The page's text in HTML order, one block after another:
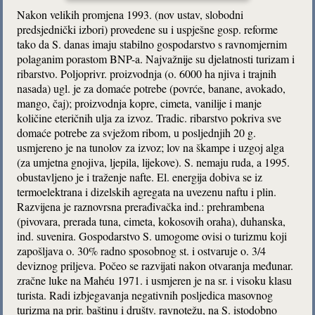
Nakon velikih promjena 1993. (nov ustav, slobodni
predsjednički izbori) provedene su i uspješne gosp. reforme
tako da S. danas imaju stabilno gospodarstvo s ravnomjernim
polaganim porastom BNP-a. Najvažnije su djelatnosti turizam i
ribarstvo. Poljoprivr. proizvodnja (o. 6000 ha njiva i trajnih
nasada) ugl. je za domaće potrebe (povrće, banane, avokado,
mango, čaj); proizvodnja kopre, cimeta, vanilije i manje
količine eteričnih ulja za izvoz. Tradic. ribarstvo pokriva sve
domaće potrebe za svježom ribom, u posljednjih 20 g.
usmjereno je na tunolov za izvoz; lov na škampe i uzgoj alga
(za umjetna gnojiva, ljepila, lijekove). S. nemaju ruda, a 1995.
obustavljeno je i traženje nafte. El. energija dobiva se iz
termoelektrana i dizelskih agregata na uvezenu naftu i plin.
Razvijena je raznovrsna prerađivačka ind.: prehrambena
(pivovara, prerada tuna, cimeta, kokosovih oraha), duhanska,
ind. suvenira. Gospodarstvo S. umogome ovisi o turizmu koji
zapošljava o. 30% radno sposobnog st. i ostvaruje o. 3/4
deviznog priljeva. Počeo se razvijati nakon otvaranja međunar.
zračne luke na Mahéu 1971. i usmjeren je na sr. i visoku klasu
turista. Radi izbjegavanja negativnih posljedica masovnog
turizma na prir. baštinu i društv. ravnotežu, na S. istodobno